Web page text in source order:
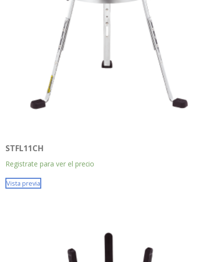
STFL11CH
Registrate para ver el precio
Vista previa